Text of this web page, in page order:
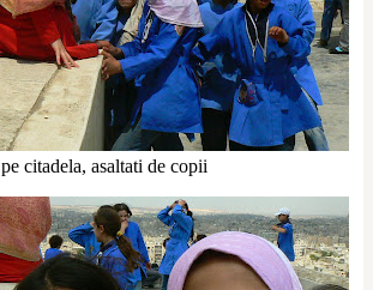
pe citadela, asaltati de copii